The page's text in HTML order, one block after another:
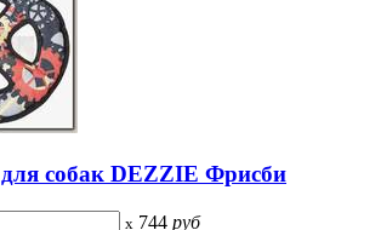
собак DEZZIE Фрисби
x 744 руб